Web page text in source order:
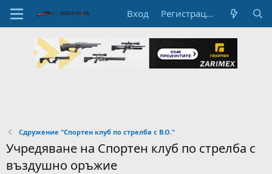
Вход Регистрация
Сдружение "Спортен клуб по стрелба с В.О."
Учредяване на Спортен клуб по стрелба с
въздушно оръжие